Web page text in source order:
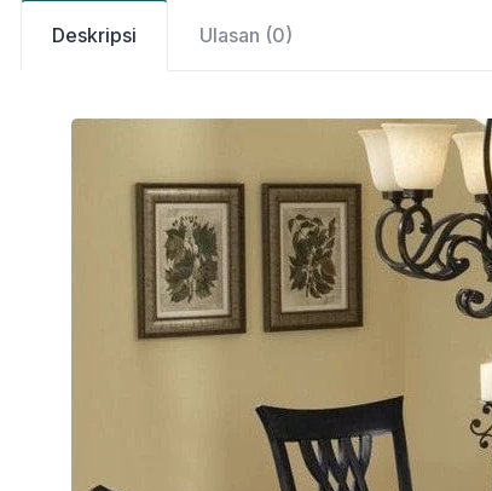
Deskripsi Ulasan (0)